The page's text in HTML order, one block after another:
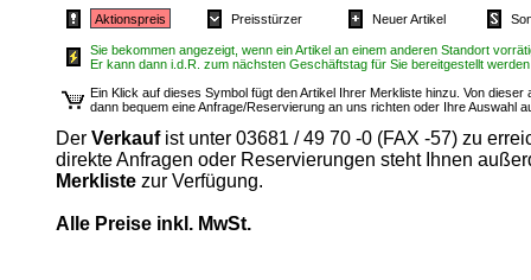
Aktionspreis Preisstürzer Neuer Artikel
Sie bekommen angezeigt, wenn ein Artikel an einem anderen Standort
Er kann dann i.d.R. zum nächsten Geschäftstag für Sie bereitgestellt
Ein Klick auf dieses Symbol fügt den Artikel Ihrer Merkliste hinzu. Von dieser
dann bequem eine Anfrage/Reservierung an uns richten oder Ihre Auswahl
Der Verkaufist unter 03681 / 49 70 -0 (FAX -57) zu
direkte Anfragen oder Reservierungen steht Ihnen
Merkliste zur Verfügung.
Alle Preise inkl. MwSt.